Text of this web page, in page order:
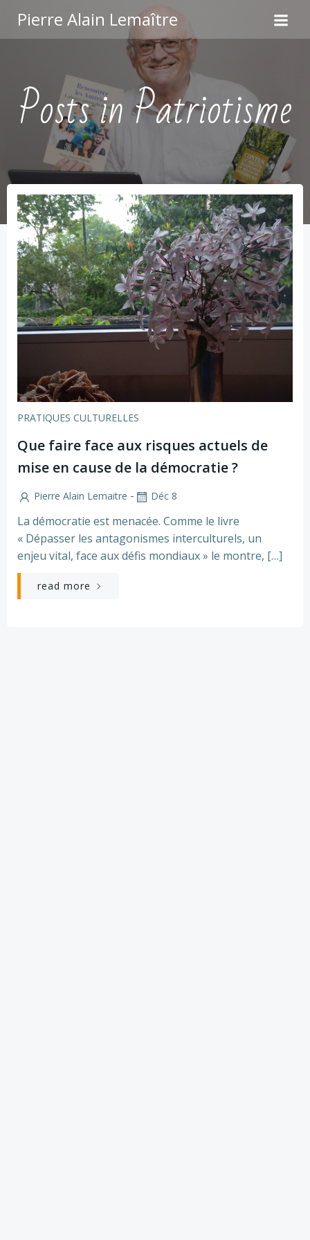
au
contenu
Pierre Alain Lemaître
Posts in Patriotisme
PRATIQUES CULTURELLES
Que faire face aux risques actuels de
mise en cause de la démocratie ?
Pierre Alain Lemaitre - Déc 8
La démocratie est menacée. Comme le livre
« Dépasser les antagonismes interculturels, un
enjeu vital, face aux défis mondiaux » le montre, […]
read more